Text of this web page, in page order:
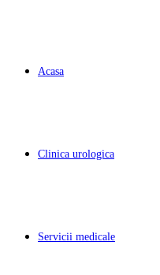
Acasa
Clinica urologica
Servicii medicale